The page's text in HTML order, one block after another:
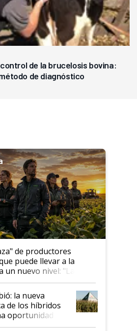
de la brucelosis bovina:
de diagnóstico
de productores
puede llevar a la
nuevo nivel: "Las
de crecimiento son
la nueva
de los híbridos
oportunidad en